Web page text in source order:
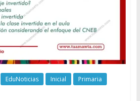
EduNoticias Inicial
Primaria